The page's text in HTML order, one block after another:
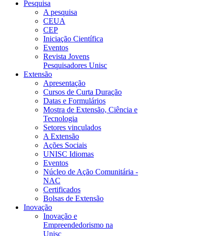
Pesquisa
A pesquisa
CEUA
CEP
Iniciação Científica
Eventos
Revista Jovens
Pesquisadores Unisc
Extensão
Apresentação
Cursos de Curta Duração
Datas e Formulários
Mostra de Extensão, Ciência e
Tecnologia
Setores vinculados
A Extensão
Ações Sociais
UNISC Idiomas
Eventos
Núcleo de Ação Comunitária -
NAC
Certificados
Bolsas de Extensão
Inovação
Inovação e
Empreendedorismo na
Unisc